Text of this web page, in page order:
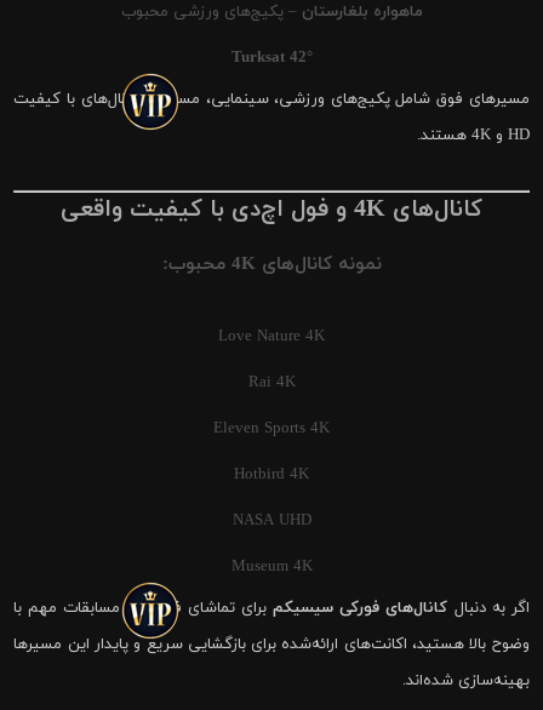
ماهواره بلغارستان – پکیج‌های ورزشی محبوب
Turksat 42°
مسیرهای فوق شامل پکیج‌های ورزشی، سینمایی، مستند و کانال‌های با کیفیت
HD و 4K هستند.
کانال‌های 4K و فول اچ‌دی با کیفیت واقعی
نمونه کانال‌های 4K محبوب:
Love Nature 4K
Rai 4K
Eleven Sports 4K
Hotbird 4K
NASA UHD
Museum 4K
اگر به دنبال کانال‌های فورکی سیسیکمبرای تماشای فوتبال و مسابقات مهم با
وضوح بالا هستید، اکانت‌های ارائه‌شده برای بازگشایی سریع و پایدار این مسیرها
بهینه‌سازی شده‌اند.